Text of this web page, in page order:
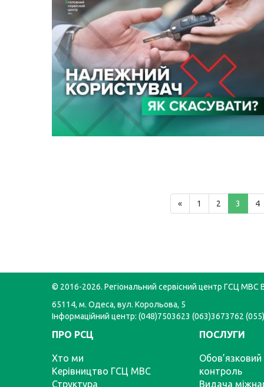
« 1 2 3 4
© 2016-2026. Регіональний сервісний центр ГСЦ МВС
65114, м. Одеса, вул. Корольова, 5
Інформаційний центр: (048)7503623 (063)3673762
ПРО РСЦ
Хто ми
Керівництво ГСЦ МВС
Структура
ПОСЛУГИ
Обов’язковий
контроль
Видача